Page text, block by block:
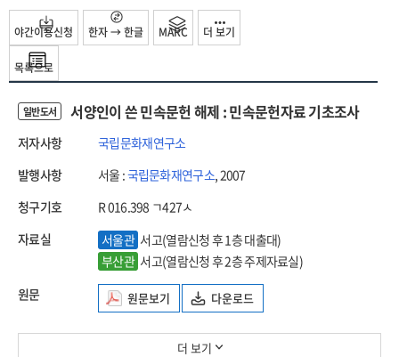
목록으로
야간이용신청 한자 → 한글 MARC 더 보기
일반도서 서양인이 쓴 민속문헌 해제 : 민속문헌자료 기초조사
저자사항
국립문화재연구소
발행사항
서울 :국립문화재연구소, 2007
청구기호
R 016.398 ㄱ427ㅅ
자료실
서울관 서고(열람신청 후 1층 대출대)
부산관 서고(열람신청 후 2층 주제자료실)
원문
원문보기 다운로드
더 보기